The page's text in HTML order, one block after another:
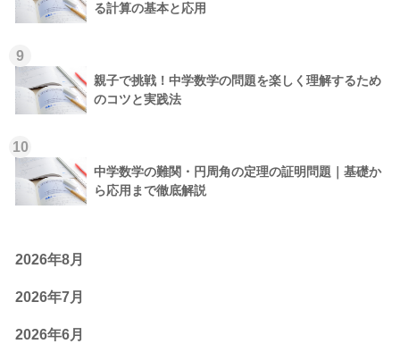
る計算の基本と応用
9
親子で挑戦！中学数学の問題を楽しく理解するため
のコツと実践法
10
中学数学の難関・円周角の定理の証明問題｜基礎か
ら応用まで徹底解説
2026年8月
2026年7月
2026年6月